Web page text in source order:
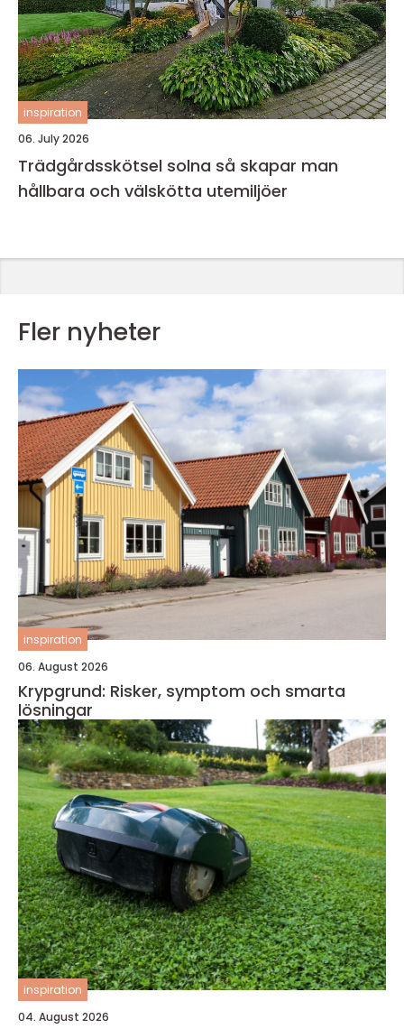
inspiration
06. July 2026
Trädgårdsskötsel solna så skapar man
hållbara och välskötta utemiljöer
Fler nyheter
inspiration
06. August 2026
Krypgrund: Risker, symptom och smarta
lösningar
inspiration
04. August 2026